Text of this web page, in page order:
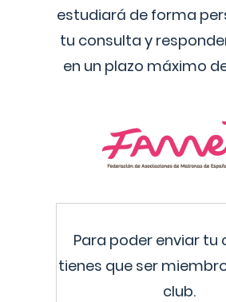
estudiará de forma
tu consulta y
en un plazo máximo
Para poder enviar tu
tienes que ser miembro
club.